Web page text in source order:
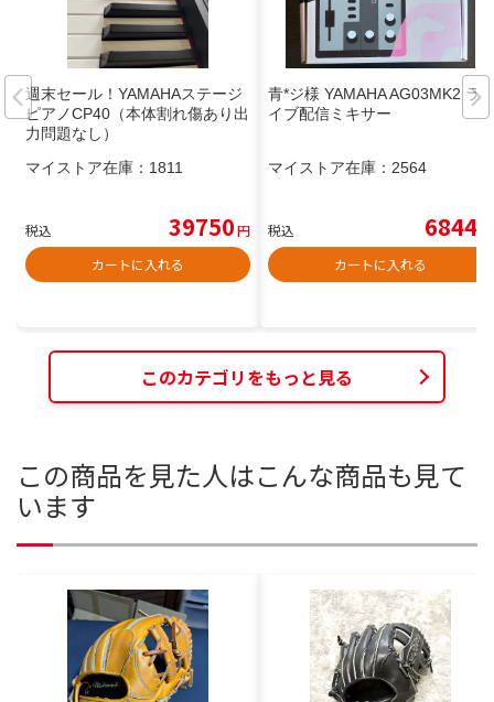
週末セール！YAMAHAステージ
ピアノCP40（本体割れ傷あり出
力問題なし）
マイストア在庫： 1811
税込 39750円
カートに入れる
青*ジ様 YAMAHA AG03MK2 ラ
イブ配信ミキサー
マイストア在庫： 2564
税込 6844
カートに入れる
このカテゴリをもっと見る
この商品を見た人はこんな商品も見て
います